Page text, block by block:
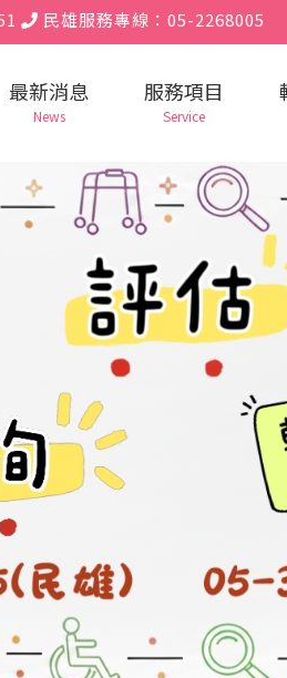
民雄服務專線：05-2268005
最新消息
News
服務項目
Service